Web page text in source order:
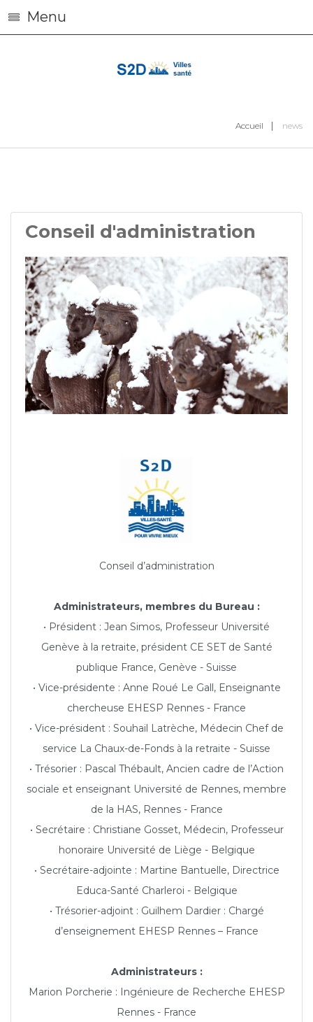
Menu
Accueil news
Conseil d'administration
Conseil d’administration
Administrateurs, membres du Bureau :
• Président : Jean Simos, Professeur Université
Genève à la retraite, président CE SET de Santé
publique France, Genève - Suisse
• Vice-présidente : Anne Roué Le Gall, Enseignante
chercheuse EHESP Rennes - France
• Vice-président : Souhail Latrèche, Médecin Chef de
service La Chaux-de-Fonds à la retraite - Suisse
• Trésorier : Pascal Thébault, Ancien cadre de l’Action
sociale et enseignant Université de Rennes, membre
de la HAS, Rennes - France
• Secrétaire : Christiane Gosset, Médecin, Professeur
honoraire Université de Liège - Belgique
• Secrétaire-adjointe : Martine Bantuelle, Directrice
Educa-Santé Charleroi - Belgique
• Trésorier-adjoint : Guilhem Dardier : Chargé
d’enseignement EHESP Rennes – France
Administrateurs :
Marion Porcherie : Ingénieure de Recherche EHESP
Rennes - France